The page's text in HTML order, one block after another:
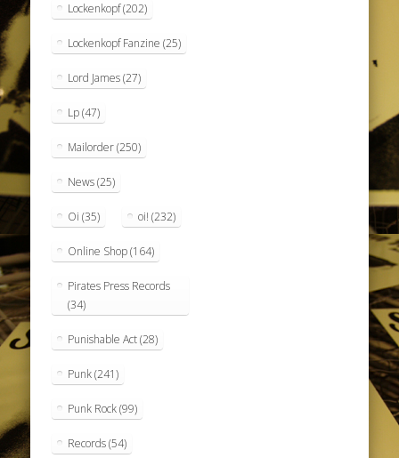
Lockenkopf(202)
Lockenkopf Fanzine (25)
Lord James(27)
Lp(47)
Mailorder(250)
News(25)
Oi (35) oi! (232)
Online Shop(164)
Pirates Press Records
(34)
Punishable Act(28)
Punk(241)
Punk Rock(99)
Records(54)